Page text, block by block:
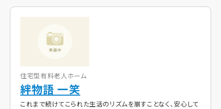
住宅型有料老人ホーム
絆物語 一笑
これまで続けてこられた生活のリズムを崩すことなく、安心して